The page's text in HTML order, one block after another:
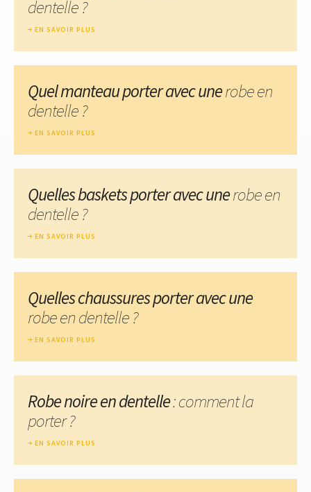
dentelle ?
EN SAVOIR PLUS
Quel manteau porter avec unerobe en
dentelle ?
EN SAVOIR PLUS
Quelles baskets porter avec unerobe en
dentelle ?
EN SAVOIR PLUS
Quelles chaussures porter avec une
robe en dentelle ?
EN SAVOIR PLUS
Robe noire en dentelle: comment la
porter ?
EN SAVOIR PLUS